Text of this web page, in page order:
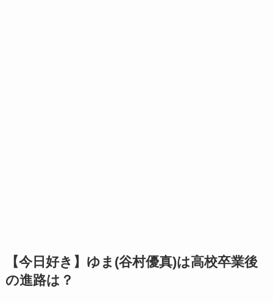
【今日好き】ゆま(谷村優真)は高校卒業後
の進路は？